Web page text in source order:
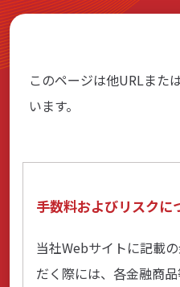
店舗のご案内
このページは他URLまた
います。
手数料およびリスクに
当社Webサイトに記載
だく際には、各金融商